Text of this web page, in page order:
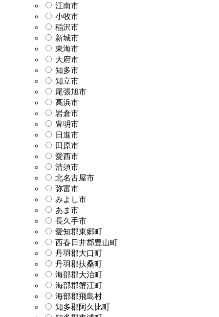
江南市
小牧市
稲沢市
新城市
東海市
大府市
知多市
知立市
尾張旭市
高浜市
岩倉市
豊明市
日進市
田原市
愛西市
清須市
北名古屋市
弥富市
みよし市
あま市
長久手市
愛知郡東郷町
西春日井郡豊山町
丹羽郡大口町
丹羽郡扶桑町
海部郡大治町
海部郡蟹江町
海部郡飛島村
知多郡阿久比町